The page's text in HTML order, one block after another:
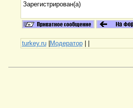
Зарегистрирован(а)
turkey.ru|Модератор| |